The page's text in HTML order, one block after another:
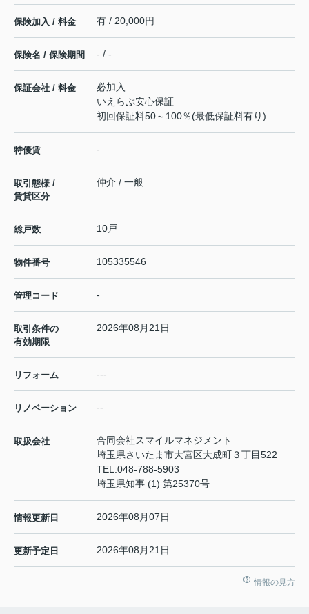
保険加入 / 料金 有 / 20,000円
保険名 / 保険期間 - / -
保証会社 / 料金
必加入
いえらぶ安心保証
初回保証料50～100％(最低保証料有り)
特優賃 -
取引態様 /
賃貸区分
仲介 / 一般
総戸数 10戸
物件番号 105335546
管理コード -
取引条件の
有効期限
2026年08月21日
リフォーム ---
リノベーション --
取扱会社
合同会社スマイルマネジメント
埼玉県さいたま市大宮区大成町３丁目522
TEL:048-788-5903
埼玉県知事 (1) 第25370号
情報更新日 2026年08月07日
更新予定日 2026年08月21日
情報の見方